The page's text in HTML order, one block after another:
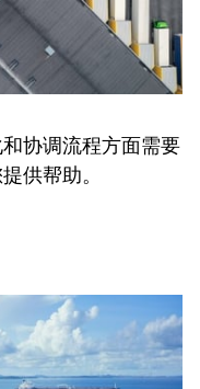
协调流程方面需要
供帮助。